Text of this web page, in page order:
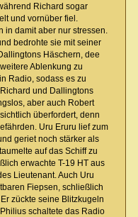
Richard sogar
und vornüber fiel.
in damit aber nur stressen.
bedrohte sie mit seiner
Häschern, dee
Ablenkung zu
Radio, sodass es zu
und Dallingtons
aber auch Robert
überfordert, denn
Uru Eruru lief zum
geriet noch stärker als
auf das Schiff zu
erwachte T-19 HT aus
Lieutenant. Auch Uru
Fiepsen, schließlich
zückte seine Blitzkugeln
schaltete das Radio